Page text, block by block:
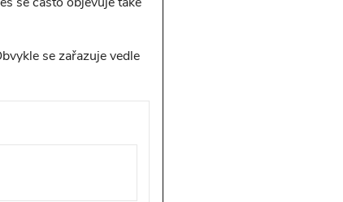
se zařazuje vedle